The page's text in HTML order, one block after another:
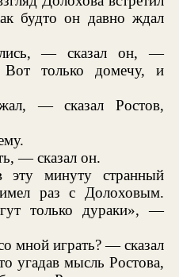
будто он давно ждал
— сказал он, —
Вот только домечу, и
— сказал Ростов,
— сказал он.
эту минуту странный
раз с Долоховым.
только дураки», —
мной играть? — сказал
угадав мысль Ростова,